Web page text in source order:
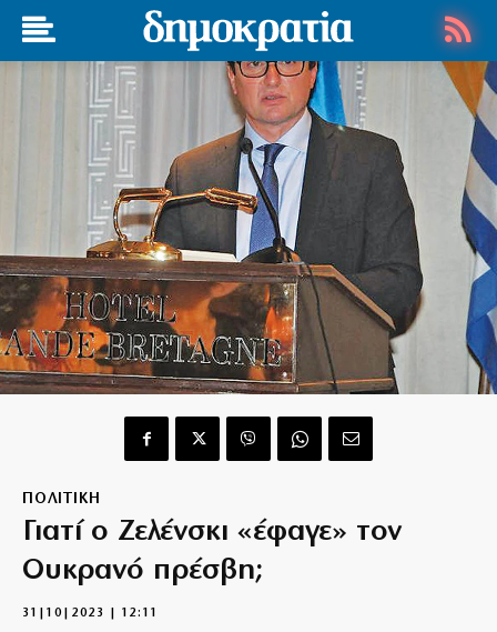
ΠΟΛΙΤΙΚΗ
Γιατί ο Ζελένσκι «έφαγε» τον
Ουκρανό πρέσβη;
31|10|2023 | 12:11